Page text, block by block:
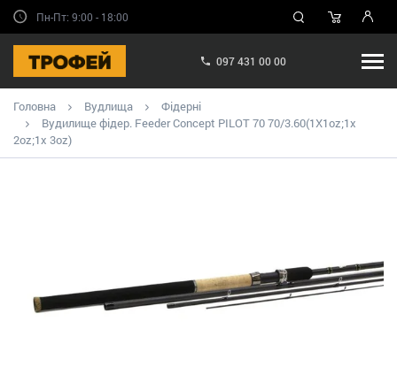
Пн-Пт: 9:00 - 18:00
097 431 00 00
Головна Вудлища
Фідерні
Вудилище фідер. Feeder Concept PILOT 70 70/3.60(1X1oz;1x
2oz;1x 3oz)